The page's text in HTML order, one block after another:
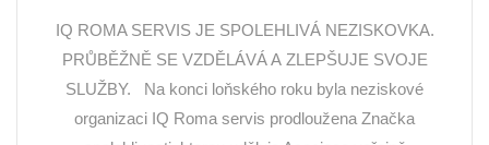
IQ ROMA SERVIS JE SPOLEHLIVÁ NEZISKOVKA.
PRŮBĚŽNĚ SE VZDĚLÁVÁ A ZLEPŠUJE SVOJE
SLUŽBY. Na konci loňského roku byla neziskové
organizaci IQ Roma servis prodloužena Značka